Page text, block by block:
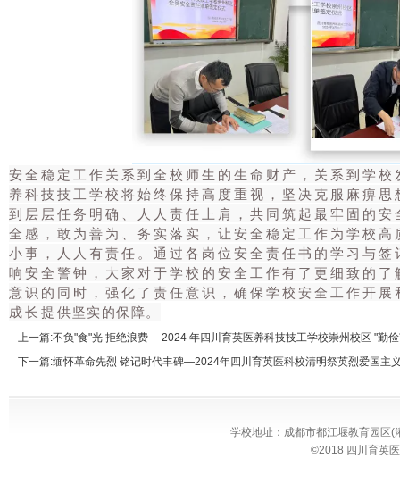
安全稳定工作关系到全校师生的生命财产，关系到学
养科技技工学校将始终保持高度重视，坚决克服麻痹
到层层任务明确、人人责任上肩，共同筑起最牢固的
全感，敢为善为、务实落实，让安全稳定工作为学校
小事，人人有责任。通过各岗位安全责任书的学习与
响安全警钟，大家对于学校的安全工作有了更细致的
意识的同时，强化了责任意识，确保学校安全工作开
成长提供坚实的保障。
上一篇:不负"食"光 拒绝浪费 —2024 年四川育英医养科技技工学校崇州校区 "勤
下一篇:缅怀革命先烈 铭记时代丰碑—2024年四川育英医科校清明祭英烈爱国主
学校地址：成都市都江堰教育园区
©2018 四川育英